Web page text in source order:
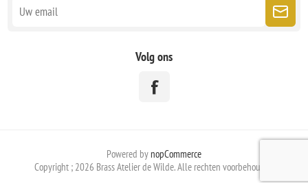
Volg ons
Powered by nopCommerce
Copyright ; 2026 Brass Atelier de Wilde. Alle rechten voorbehouden